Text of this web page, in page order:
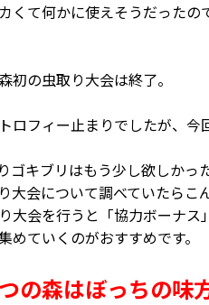
くて何かに使えそうだった
初の虫取り大会は終了。
ロフィー止まりでしたが、今
ゴキブリはもう少し欲しかっ
大会について調べていたらこ
大会を行うと「協力ボーナ
めていくのがおすすめです。
の森はぼっちの味